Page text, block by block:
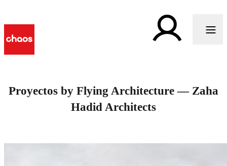
Proyectos by Flying Architecture — Zaha
Hadid Architects